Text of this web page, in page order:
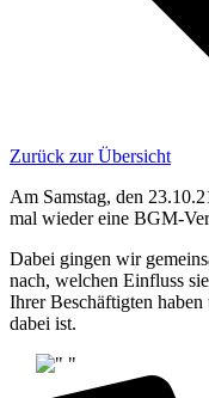
Zurück zur Übersicht
Am Samstag, den
mal wieder eine BGM-
Dabei gingen wir
nach, welchen Einfluss
Ihrer Beschäftigten
dabei ist.